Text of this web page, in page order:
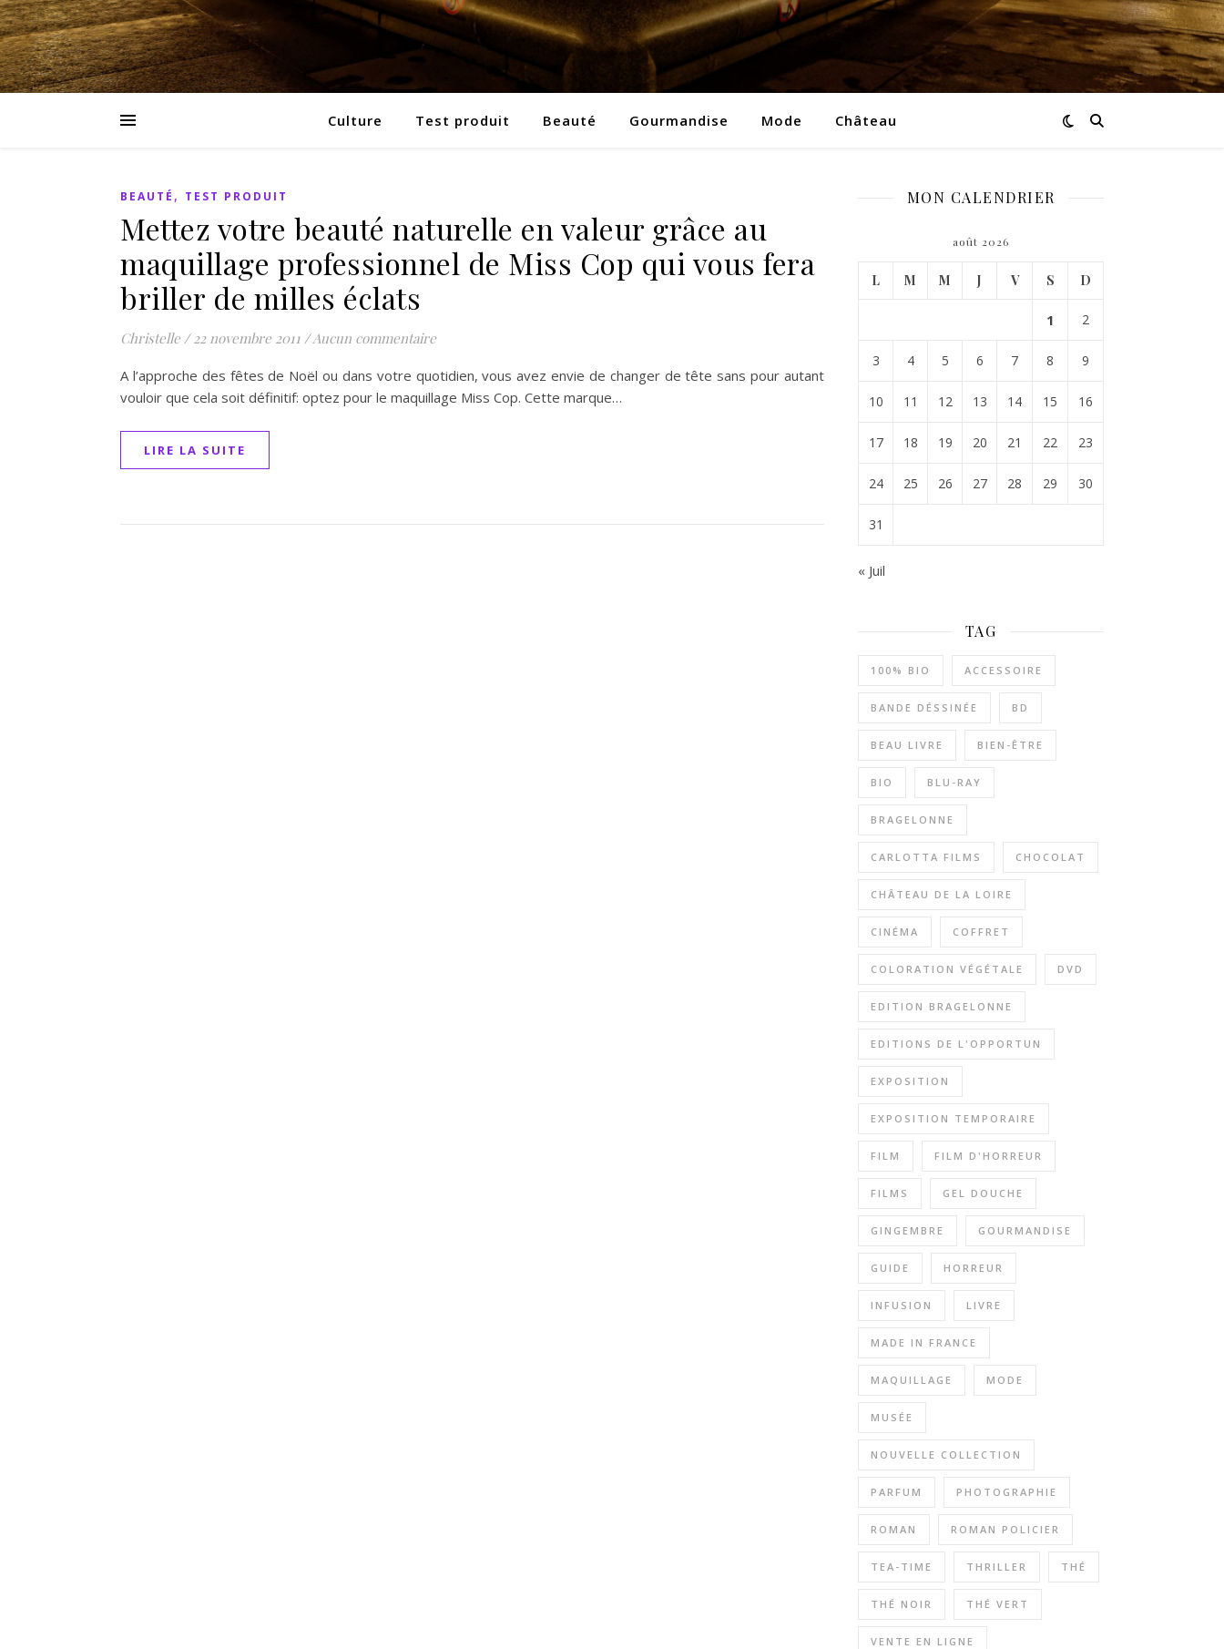
Culture Test produit Beauté Gourmandise Mode Château
BEAUTÉ , TEST PRODUIT
Mettez votre beauté naturelle en valeur grâce au
maquillage professionnel de Miss Cop qui vous fera
briller de milles éclats
Christelle / 22 novembre 2011 /Aucun commentaire
A l’approche des fêtes de Noël ou dans votre quotidien, vous avez envie de changer de tête sans pour autant
vouloir que cela soit définitif: optez pour le maquillage Miss Cop. Cette marque…
LIRE LA SUITE
MON CALENDRIER
août 2026
L M M J V S D
1 2
3 4 5 6 7 8 9
10 11 12 13 14 15 16
17 18 19 20 21 22 23
24 25 26 27 28 29 30
31
« Juil
TAG
100% BIO ACCESSOIRE
BANDE DÉSSINÉE BD
BEAU LIVRE BIEN-ÊTRE
BIO BLU-RAY
BRAGELONNE
CARLOTTA FILMS CHOCOLAT
CHÂTEAU DE LA LOIRE
CINÉMA COFFRET
COLORATION VÉGÉTALE DVD
EDITION BRAGELONNE
EDITIONS DE L'OPPORTUN
EXPOSITION
EXPOSITION TEMPORAIRE
FILM FILM D'HORREUR
FILMS GEL DOUCHE
GINGEMBRE GOURMANDISE
GUIDE HORREUR
INFUSION LIVRE
MADE IN FRANCE
MAQUILLAGE MODE
MUSÉE
NOUVELLE COLLECTION
PARFUM PHOTOGRAPHIE
ROMAN ROMAN POLICIER
TEA-TIME THRILLER THÉ
THÉ NOIR THÉ VERT
VENTE EN LIGNE